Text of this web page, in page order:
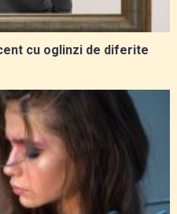
cu oglinzi de diferite